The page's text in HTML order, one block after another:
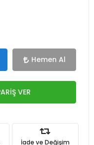
Hemen Al
VER
İade ve Değişim